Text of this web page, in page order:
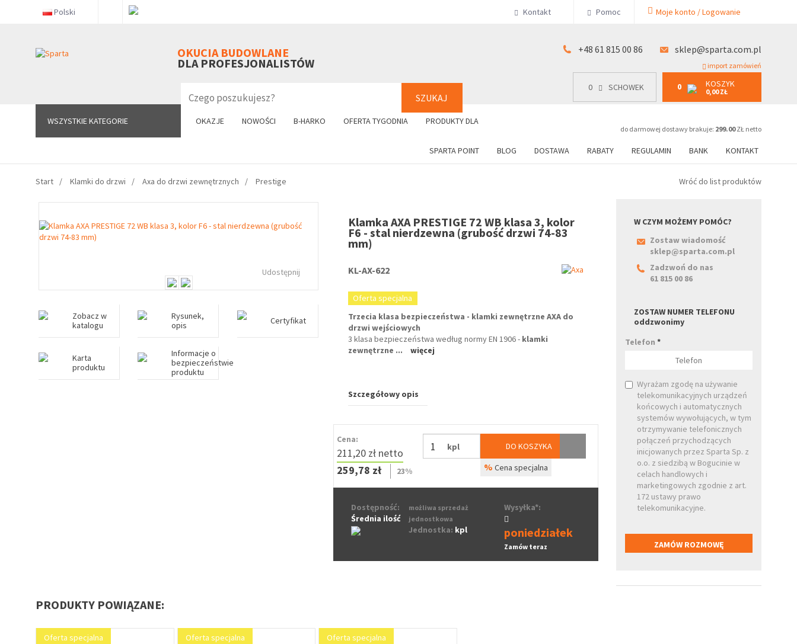
Polski Kontakt Pomoc Moje konto / Logowanie
OKUCIA BUDOWLANE
DLA PROFESJONALISTÓW
SZUKAJ
+48 61 815 00 86 sklep@sparta.com.pl
import zamówień
0 SCHOWEK 0 KOSZYK
0,00 ZŁ
do darmowej dostawy brakuje: 299.00ZŁ netto
WSZYSTKIE KATEGORIE OKAZJE NOWOŚCI B-HARKO OFERTA TYGODNIA PRODUKTY DLA
SPARTA POINT BLOG DOSTAWA RABATY REGULAMIN BANK KONTAKT
WSZYSTKIE KATEGORIE 0 SCHOWEK 0 KOSZYK
0,00 ZŁ
+48 61 815 00 86
Start Klamki do drzwi Axa do drzwi zewnętrznych Prestige Wróć do list produktów
Udostępnij
Zobacz w
katalogu
Rysunek,
opis
Certyfikat
Karta
produktu
Informacje o
bezpieczeństwie
produktu
Klamka AXA PRESTIGE 72 WB klasa 3, kolor
F6 - stal nierdzewna (grubość drzwi 74-83
mm)
KL-AX-622
Oferta specjalna
Trzecia klasa bezpieczeństwa - klamki zewnętrzneAXA do
drzwi wejściowych
3 klasa bezpieczeństwa według normy EN 1906 - klamki
zewnętrzne ... więcej
Szczegółowy opis
Cena:
211,20 zł netto
259,78 zł
23%
kpl DO KOSZYKA
% Cena specjalna
Dostępność:
Średnia ilość
możliwa sprzedaż
jednostkowa
Jednostka: kpl
Wysyłka*:
poniedziałek
Zamów teraz
PRODUKTY POWIĄZANE:
Oferta specjalna Oferta specjalna Oferta specjalna
W CZYM MOŻEMY POMÓC?
Zostaw wiadomość
sklep@sparta.com.pl
Zadzwoń do nas
61 815 00 86
ZOSTAW NUMER TELEFONU
oddzwonimy
Telefon*
Wyrażam zgodę na używanie
telekomunikacyjnych urządzeń
końcowych i automatycznych
systemów wywołujących, w tym
otrzymywanie telefonicznych
połączeń przychodzących
inicjowanych przez Sparta Sp. z
o.o. z siedzibą w Bogucinie w
celach handlowych i
marketingowych zgodnie z art.
172 ustawy prawo
telekomunikacyjne.